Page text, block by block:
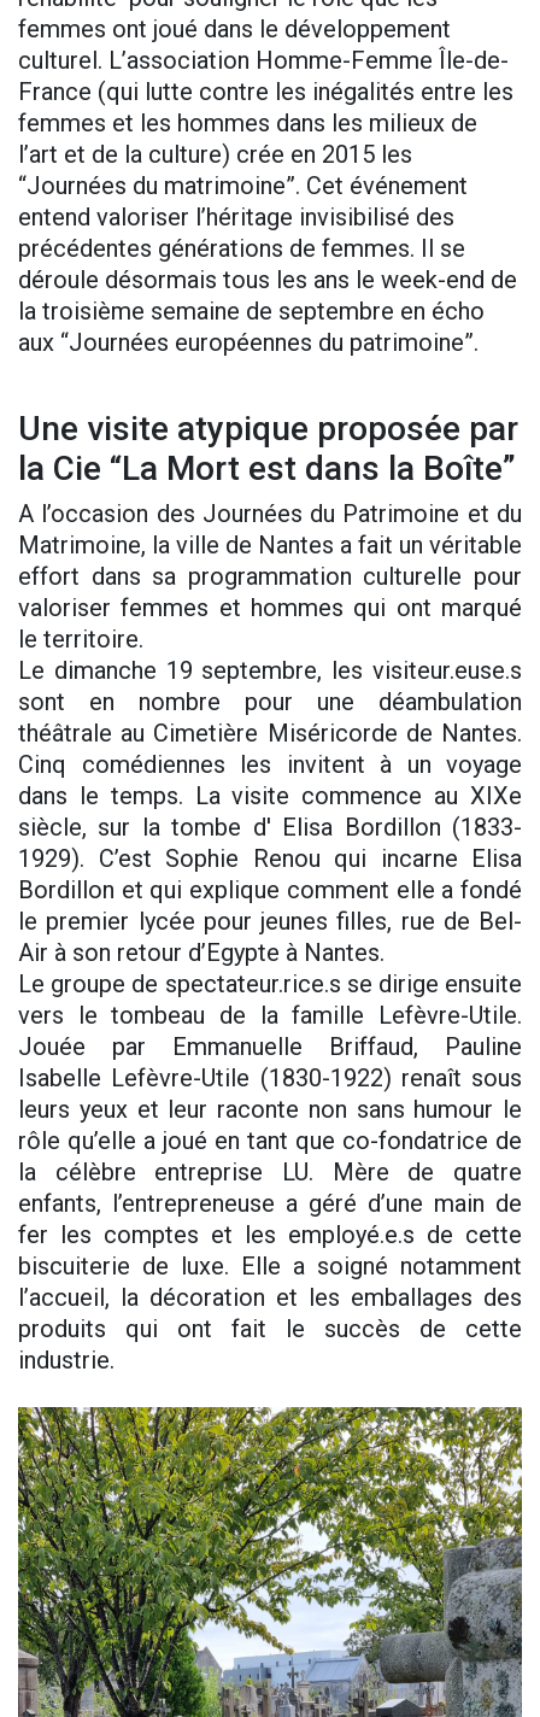
femmes ont joué dans le développement
culturel. L’association Homme-Femme Île-de-
France (qui lutte contre les inégalités entre les
femmes et les hommes dans les milieux de
l’art et de la culture) crée en 2015 les
“Journées du matrimoine”. Cet événement
entend valoriser l’héritage invisibilisé des
précédentes générations de femmes. Il se
déroule désormais tous les ans le week-end de
la troisième semaine de septembre en écho
aux “Journées européennes du patrimoine”.
Une visite atypique proposée par
la Cie “La Mort est dans la Boîte”
A l’occasion des Journées du Patrimoine et du
Matrimoine, la ville de Nantes a fait un véritable
effort dans sa programmation culturelle pour
valoriser femmes et hommes qui ont marqué
le territoire.
Le dimanche 19 septembre, les visiteur.euse.s
sont en nombre pour une déambulation
théâtrale au Cimetière Miséricorde de Nantes.
Cinq comédiennes les invitent à un voyage
dans le temps. La visite commence au XIXe
siècle, sur la tombe d' Elisa Bordillon (1833-
1929). C’est Sophie Renou qui incarne Elisa
Bordillon et qui explique comment elle a fondé
le premier lycée pour jeunes filles, rue de Bel-
Air à son retour d’Egypte à Nantes.
Le groupe de spectateur.rice.s se dirige ensuite
vers le tombeau de la famille Lefèvre-Utile.
Jouée par Emmanuelle Briffaud, Pauline
Isabelle Lefèvre-Utile (1830-1922) renaît sous
leurs yeux et leur raconte non sans humour le
rôle qu’elle a joué en tant que co-fondatrice de
la célèbre entreprise LU. Mère de quatre
enfants, l’entrepreneuse a géré d’une main de
fer les comptes et les employé.e.s de cette
biscuiterie de luxe. Elle a soigné notamment
l’accueil, la décoration et les emballages des
produits qui ont fait le succès de cette
industrie.